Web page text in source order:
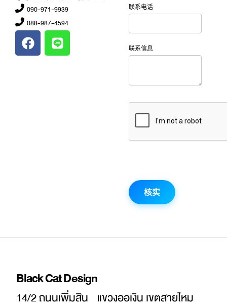
090-971-9939
088-987-4594
联系电话
联系信息
Black Cat Design
14/2 ถนนเพิ่มสิน แขวงออเงิน เขตสายไหม